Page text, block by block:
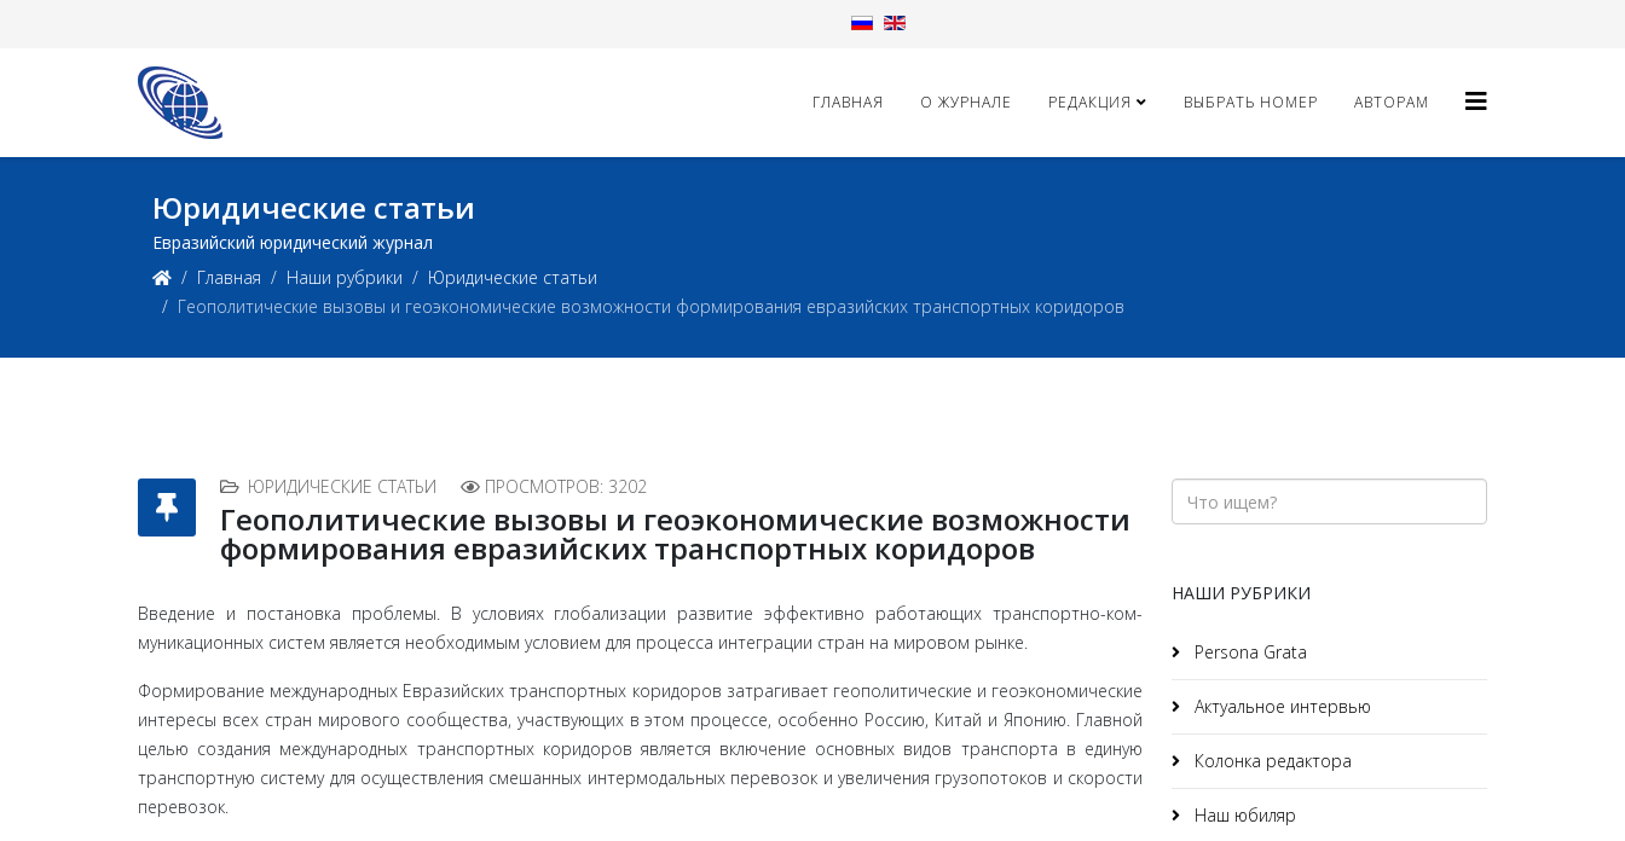
ГЛАВНАЯ О ЖУРНАЛЕ РЕДАКЦИЯ ВЫБРАТЬ НОМЕР АВТОРАМ
Юридические статьи
Евразийский юридический журнал
Главная
Наши рубрики
Юридические статьи
Геополитические вызовы и геоэкономические возможности формирования евразийских транспортных коридоров
ЮРИДИЧЕСКИЕ СТАТЬИ ПРОСМОТРОВ: 3202
Геополитические вызовы и геоэкономические возможности
формирования евразийских транспортных коридоров
Введение и постановка проблемы. В условиях глобали­зации развитие эффективно работающих транспортно-ком­
муникационных систем является необходимым условием для процесса интеграции стран на мировом рынке.
Формирова­ние международных Евразийских транспортных коридоров затрагивает геополитические и геоэкономические
интересы всех стран мирового сообщества, участвующих в этом про­цессе, особенно Россию, Китай и Японию. Главной
целью создания международных транспортных коридоров является включение основных видов транспорта в единую
транспорт­ную систему для осуществления смешанных интермодальных перевозок и увеличения грузопотоков и скорости
перевозок.
НАШИ РУБРИКИ
Persona Grata
Актуальное интервью
Колонка редактора
Наш юбиляр